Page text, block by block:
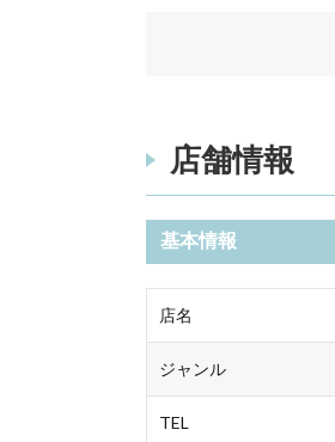
店舗情報
基本情報
店名
ジャンル
TEL